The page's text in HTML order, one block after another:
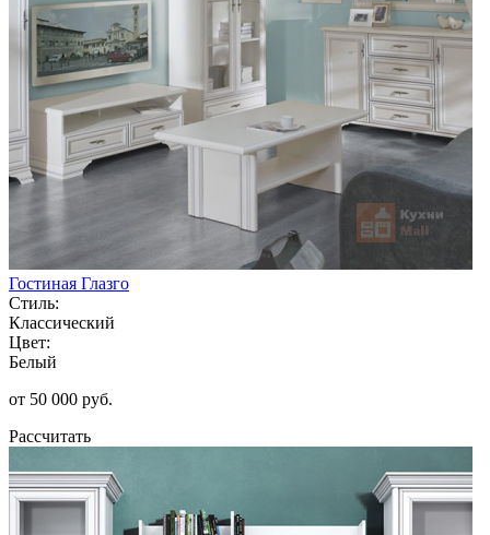
Гостиная Глазго
Стиль:
Классический
Цвет:
Белый
от 50 000 руб.
Рассчитать